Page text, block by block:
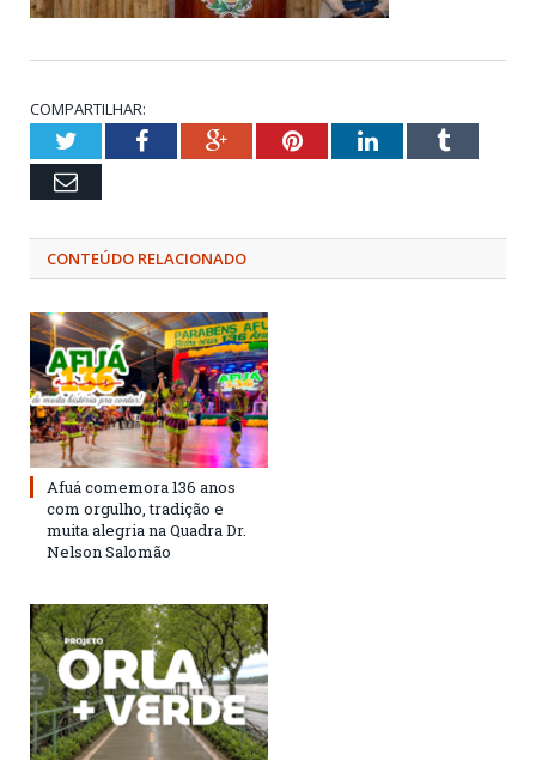
COMPARTILHAR:
TwitterFacebookGoogle+PinterestLinkedInTumblr
Email
CONTEÚDO RELACIONADO
Afuá comemora 136 anos
com orgulho, tradição e
muita alegria na Quadra Dr.
Nelson Salomão